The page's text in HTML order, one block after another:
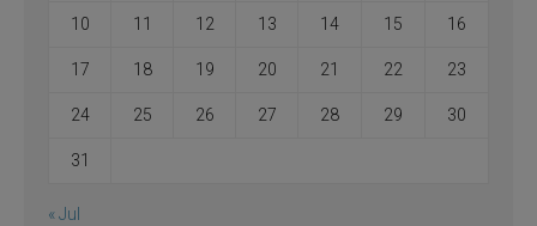
10 11 12 13 14 15 16
17 18 19 20 21 22 23
24 25 26 27 28 29 30
31
« Jul